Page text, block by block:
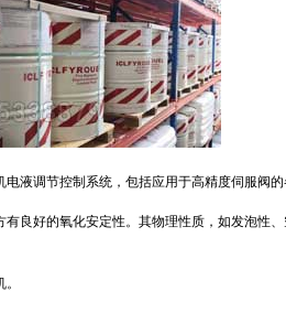
电液调节控制系统，包括应用于高精度伺服阀的
有良好的氧化安定性。其物理性质，如发泡性